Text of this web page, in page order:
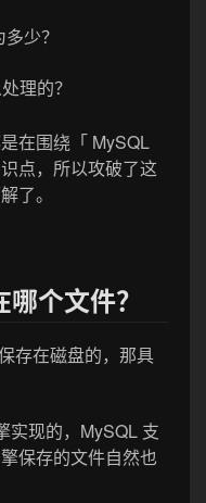
少？
理的？
在围绕「 MySQL
点，所以攻破了这
了。
个文件？
存在磁盘的，那具
实现的，MySQL 支
保存的文件自然也